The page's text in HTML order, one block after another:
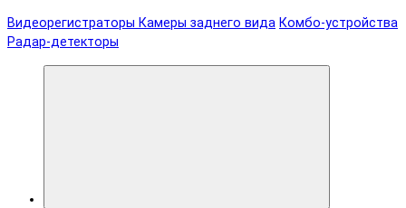
Видеорегистраторы Камеры заднего вида Комбо-устройства
Радар-детекторы